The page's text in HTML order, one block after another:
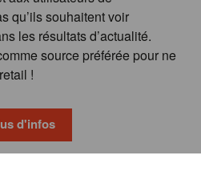
qu’ils souhaitent voir
les résultats d’actualité.
source préférée pour ne
!
d'infos
GROUP
FAQ
GÉNÉRALES
COOKIE POLICY